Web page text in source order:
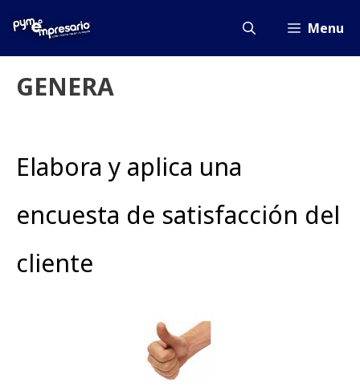
Menu
GENERA
Elabora y aplica una
encuesta de satisfacción del
cliente